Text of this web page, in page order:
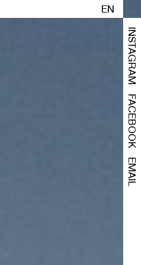
EN
INSTAGRAM
FACEBOOK
EMAIL